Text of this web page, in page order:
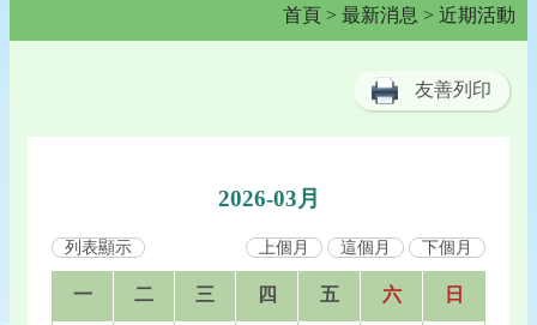
首頁 > 最新消息 > 近期活動
友善列印
2026-03月
列表顯示 上個月 這個月 下個月
一 二 三 四 五 六 日